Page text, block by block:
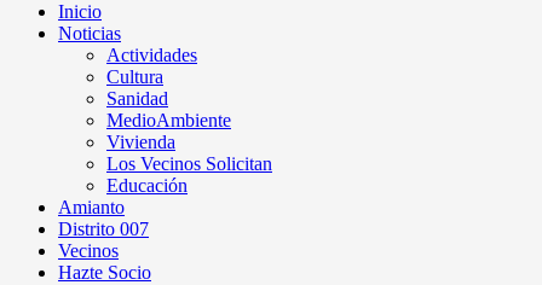
Inicio
Noticias
Actividades
Cultura
Sanidad
MedioAmbiente
Vivienda
Los Vecinos Solicitan
Educación
Amianto
Distrito 007
Vecinos
Hazte Socio